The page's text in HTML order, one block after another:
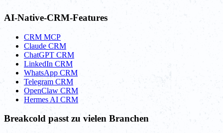
AI-Native-CRM-Features
CRM MCP
Claude CRM
ChatGPT CRM
LinkedIn CRM
WhatsApp CRM
Telegram CRM
OpenClaw CRM
Hermes AI CRM
Breakcold passt zu vielen Branchen